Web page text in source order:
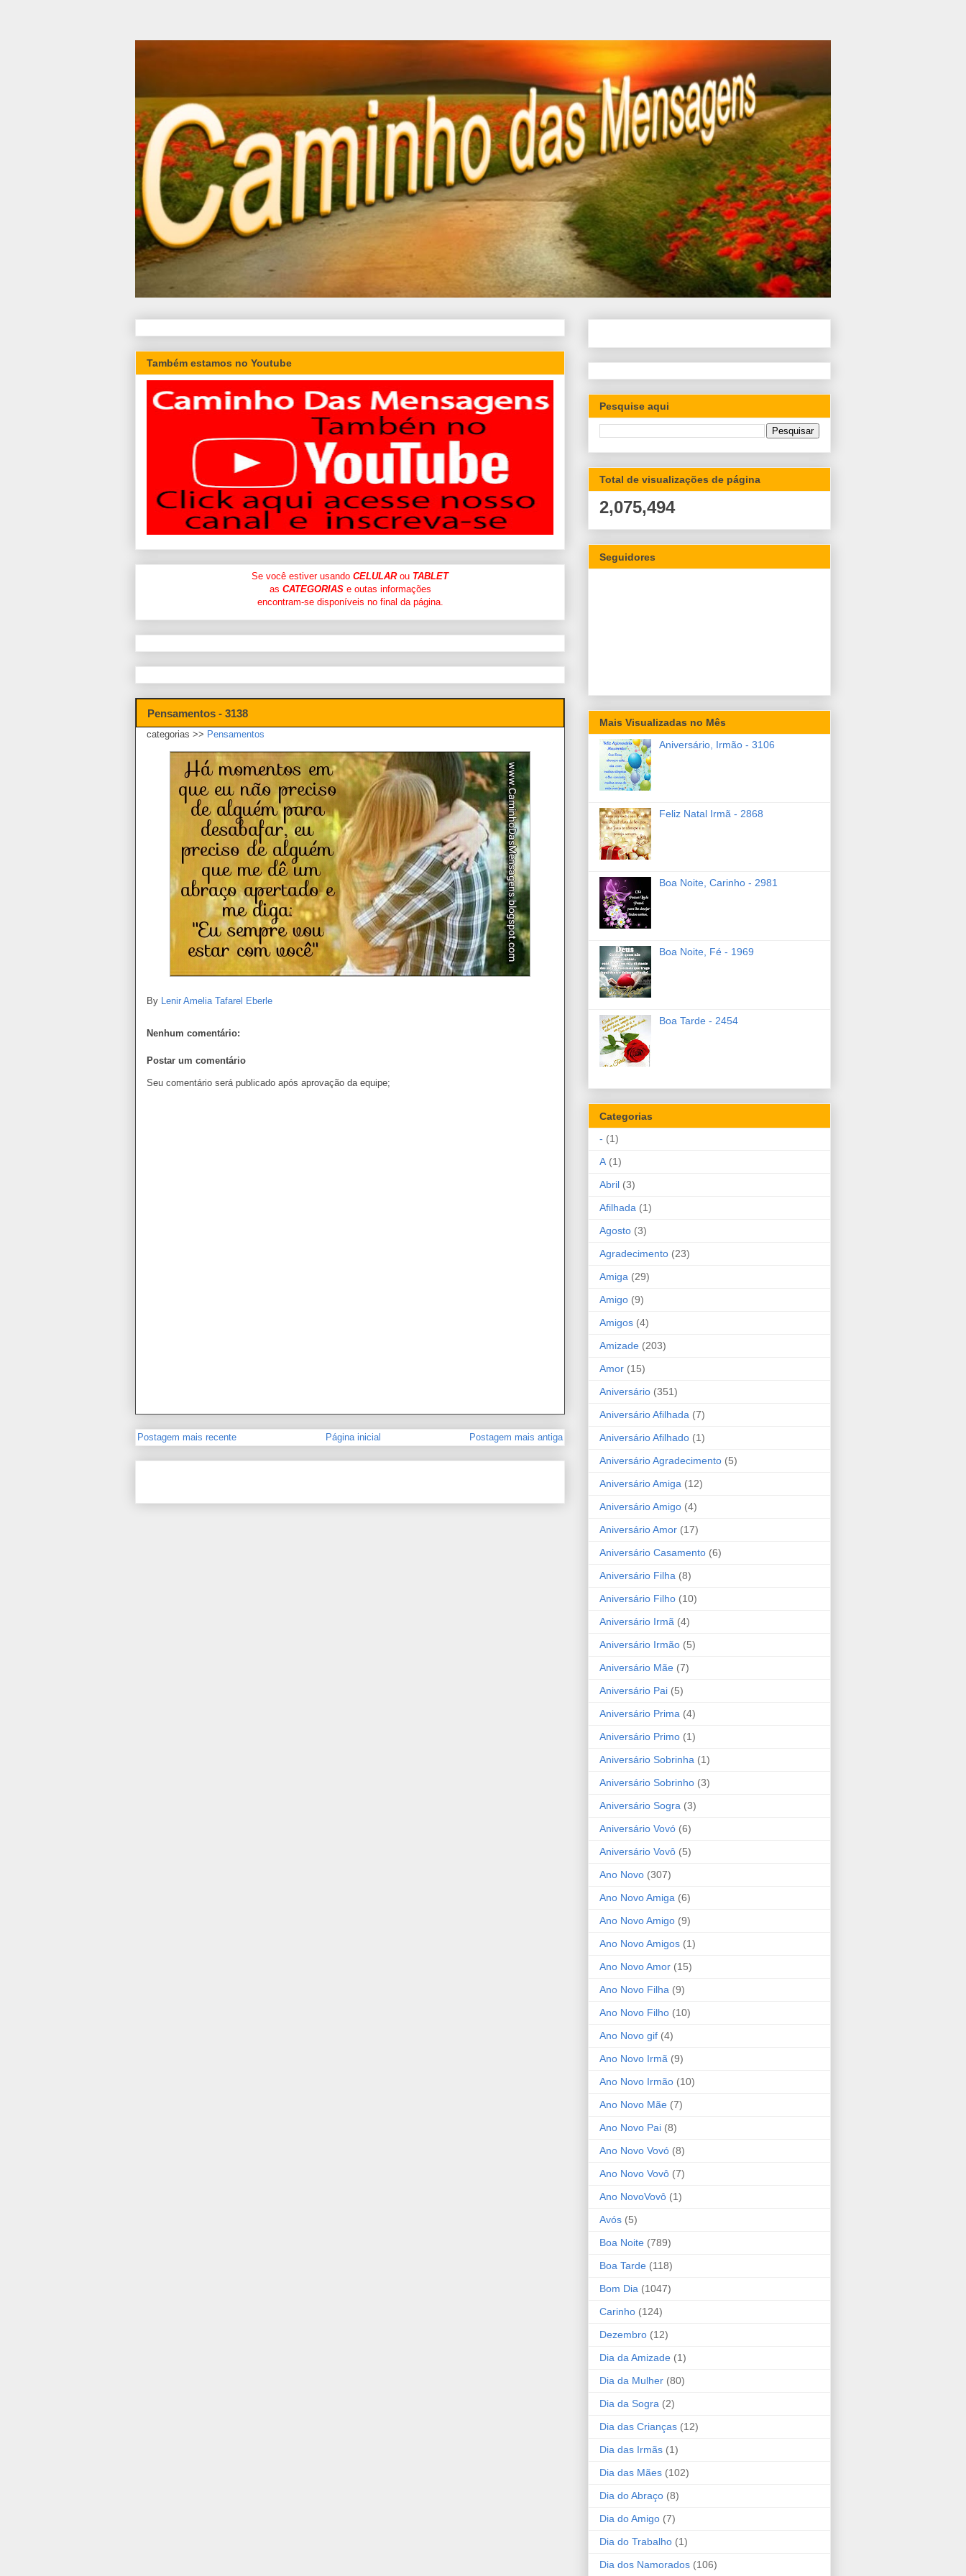
Também estamos no Youtube
Se você estiver usando CELULARou TABLET
as CATEGORIASe outas informações
encontram-se disponíveis no final da página.
Pensamentos - 3138
categorias >> Pensamentos
By Lenir Amelia Tafarel Eberle
Nenhum comentário:
Postar um comentário
Seu comentário será publicado após aprovação da equipe;
Postagem mais recente Postagem mais antiga
Página inicial
Pesquise aqui
Total de visualizações de página
2,075,494
Seguidores
Mais Visualizadas no Mês
Aniversário, Irmão - 3106
Feliz Natal Irmã - 2868
Boa Noite, Carinho - 2981
Boa Noite, Fé - 1969
Boa Tarde - 2454
Categorias
- (1)
A (1)
Abril (3)
Afilhada (1)
Agosto (3)
Agradecimento (23)
Amiga (29)
Amigo (9)
Amigos (4)
Amizade (203)
Amor (15)
Aniversário (351)
Aniversário Afilhada (7)
Aniversário Afilhado (1)
Aniversário Agradecimento (5)
Aniversário Amiga (12)
Aniversário Amigo (4)
Aniversário Amor (17)
Aniversário Casamento (6)
Aniversário Filha (8)
Aniversário Filho (10)
Aniversário Irmã (4)
Aniversário Irmão (5)
Aniversário Mãe (7)
Aniversário Pai (5)
Aniversário Prima (4)
Aniversário Primo (1)
Aniversário Sobrinha (1)
Aniversário Sobrinho (3)
Aniversário Sogra (3)
Aniversário Vovó (6)
Aniversário Vovô (5)
Ano Novo (307)
Ano Novo Amiga (6)
Ano Novo Amigo (9)
Ano Novo Amigos (1)
Ano Novo Amor (15)
Ano Novo Filha (9)
Ano Novo Filho (10)
Ano Novo gif (4)
Ano Novo Irmã (9)
Ano Novo Irmão (10)
Ano Novo Mãe (7)
Ano Novo Pai (8)
Ano Novo Vovó (8)
Ano Novo Vovô (7)
Ano NovoVovô (1)
Avós (5)
Boa Noite (789)
Boa Tarde (118)
Bom Dia (1047)
Carinho (124)
Dezembro (12)
Dia da Amizade (1)
Dia da Mulher (80)
Dia da Sogra (2)
Dia das Crianças (12)
Dia das Irmãs (1)
Dia das Mães (102)
Dia do Abraço (8)
Dia do Amigo (7)
Dia do Trabalho (1)
Dia dos Namorados (106)